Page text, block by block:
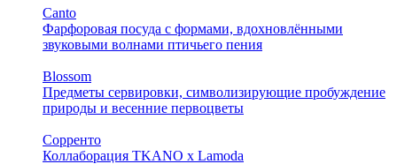
Canto
Фарфоровая посуда с формами, вдохновлёнными
звуковыми волнами птичьего пения
Blossom
Предметы сервировки, символизирующие пробуждение
природы и весенние первоцветы
Сорренто
Коллаборация TKANO х Lamoda